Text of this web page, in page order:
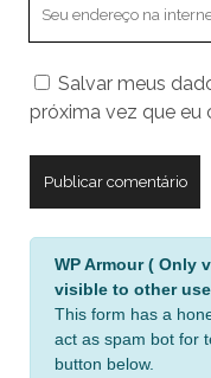
seu
site
Salvar meus
próxima vez que eu
WP Armour ( Only
visible to other
This form has a
act as spam bot for
button below.